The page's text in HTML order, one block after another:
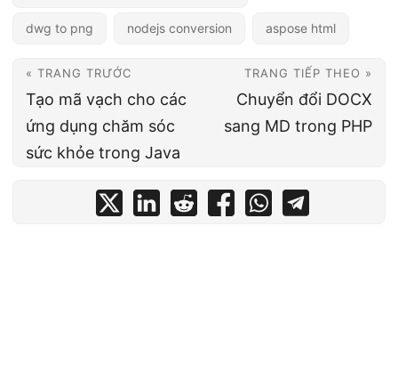
dwg to png nodejs conversion aspose html
« TRANG TRƯỚC
Tạo mã vạch cho các
ứng dụng chăm sóc
sức khỏe trong Java
TRANG TIẾP THEO »
Chuyển đổi DOCX
sang MD trong PHP